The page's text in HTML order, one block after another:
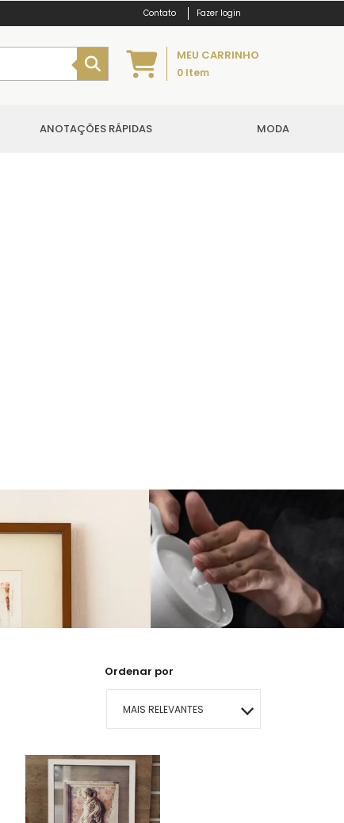
Fazer login
MEU CARRINHO
0 Item
ANOTAÇÕES RÁPIDAS MODA
Ordenar por
MAIS RELEVANTES
MENOR PREÇO